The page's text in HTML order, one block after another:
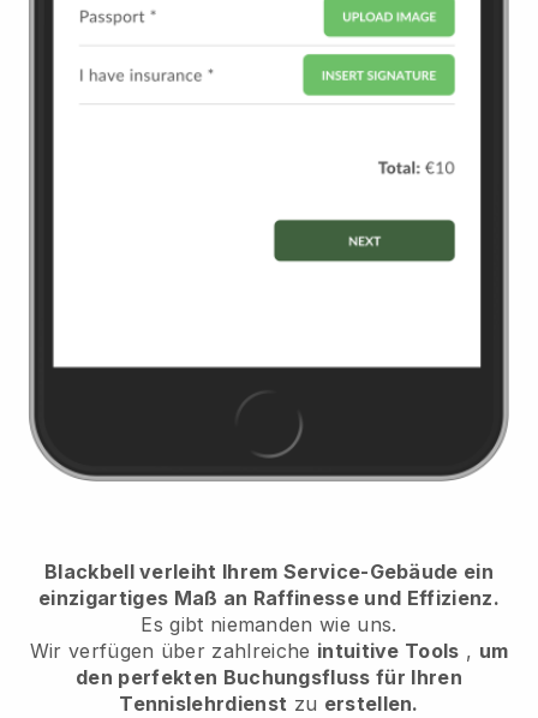
Blackbell verleiht Ihrem Service-Gebäude ein
einzigartiges Maß an Raffinesse und Effizienz.
Es gibt niemanden wie uns.
Wir verfügen über zahlreiche intuitive Tools , um
den perfekten Buchungsfluss für Ihren
Tennislehrdienst zu erstellen.